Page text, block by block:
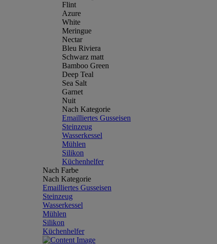
Flint
Azure
White
Meringue
Nectar
Bleu Riviera
Schwarz matt
Bamboo Green
Deep Teal
Sea Salt
Garnet
Nuit
Nach Kategorie
Emailliertes Gusseisen
Steinzeug
Wasserkessel
Mühlen
Silikon
Küchenhelfer
Nach Farbe
Nach Kategorie
Emailliertes Gusseisen
Steinzeug
Wasserkessel
Mühlen
Silikon
Küchenhelfer